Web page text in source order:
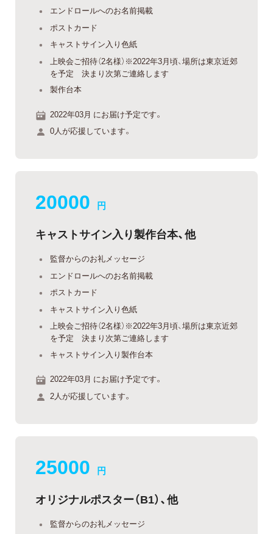
エンドロールへのお名前掲載
ポストカード
キャストサイン入り色紙
上映会ご招待（2名様）※2022年3月頃、場所は東京近郊
を予定 決まり次第ご連絡します
製作台本
2022年03月 にお届け予定です。
0人が応援しています。
20000 円
キャストサイン入り製作台本、他
監督からのお礼メッセージ
エンドロールへのお名前掲載
ポストカード
キャストサイン入り色紙
上映会ご招待（2名様）※2022年3月頃、場所は東京近郊
を予定 決まり次第ご連絡します
キャストサイン入り製作台本
2022年03月 にお届け予定です。
2人が応援しています。
25000 円
オリジナルポスター（B1）、他
監督からのお礼メッセージ